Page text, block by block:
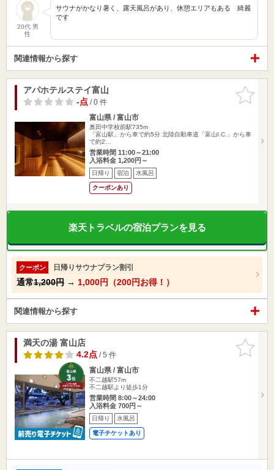
20代 男
性
サウナがかなり暑く、露天風呂があり、休憩エリアもある 綺麗
です
関連情報から探す
お気に入
りに追加
アパホテルステイ富山
-点/ 0 件
富山県 / 富山市
奥田中学校前駅735m
「富山駅」から車で約5分 北陸自動車道「富山I.C.」から車
で約2…
営業時間 11:00～21:00
入浴料金 1,200円～
日帰り 宿泊 水風呂
クーポンあり
楽天トラベルの宿泊プランを見る
クーポン 日帰りサウナプラン割引
通常1,200円 → 1,000円（200円お得！）
関連情報から探す
お気に入
りに追加
満天の湯 富山店
4.2点/ 5 件
富山県 / 富山市
不二越駅57m
不二越駅より徒歩1分
営業時間 8:00～24:00
入浴料金 700円～
日帰り 水風呂
電子チケットあり